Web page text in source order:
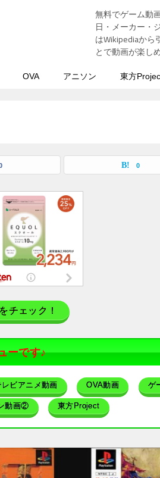
無料でゲーム動
日・メーカー・
はWikipediaか
とで動画が楽し
OVA アニソン 東方
0
チェック！
ーです♪
レビアニメ動画 OVA動画 ゲ
動画② 東方Project